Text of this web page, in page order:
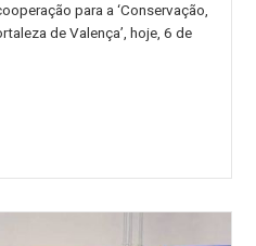
para a ‘Conservação,
de Valença’, hoje, 6 de